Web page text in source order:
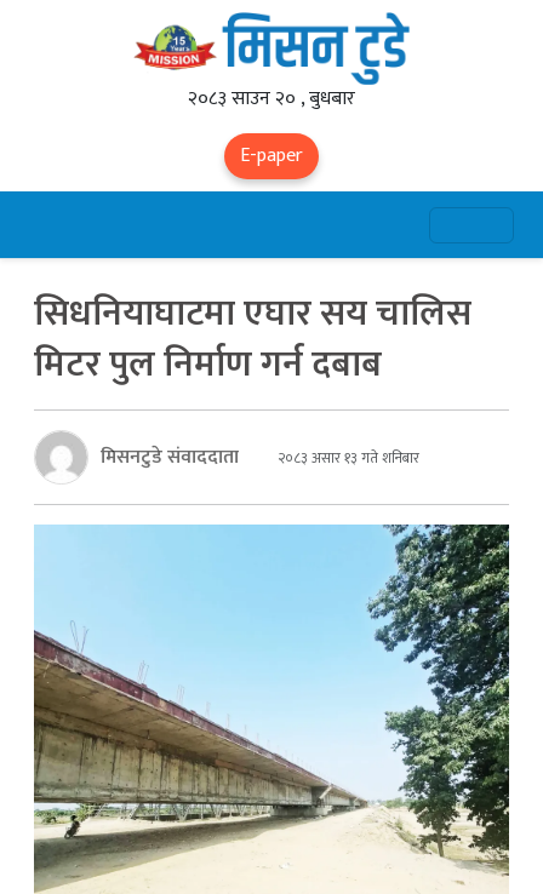
२०८३ साउन २० , बुधबार
E-paper
सिधनियाघाटमा एघार सय चालिस
मिटर पुल निर्माण गर्न दबाब
मिसनटुडे संवाददाता २०८३ असार १३ गते शनिबार